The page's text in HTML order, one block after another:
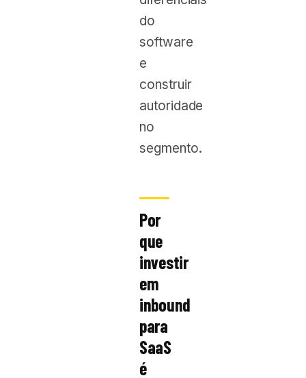
do
software
e
construir
autoridade
no
segmento.
Por
que
investir
em
inbound
para
SaaS
é